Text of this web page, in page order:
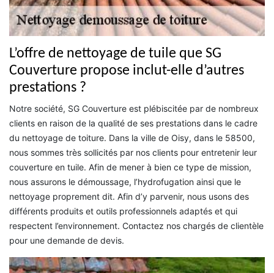
L’offre de nettoyage de tuile que SG
Couverture propose inclut-elle d’autres
prestations ?
Notre société, SG Couverture est plébiscitée par de nombreux
clients en raison de la qualité de ses prestations dans le cadre
du nettoyage de toiture. Dans la ville de Oisy, dans le 58500,
nous sommes très sollicités par nos clients pour entretenir leur
couverture en tuile. Afin de mener à bien ce type de mission,
nous assurons le démoussage, l’hydrofugation ainsi que le
nettoyage proprement dit. Afin d’y parvenir, nous usons des
différents produits et outils professionnels adaptés et qui
respectent l’environnement. Contactez nos chargés de clientèle
pour une demande de devis.